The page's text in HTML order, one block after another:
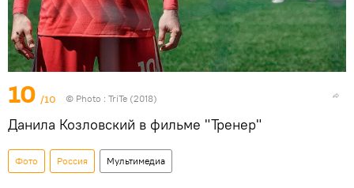
10 /10 © Photo : TriTe (2018)
Данила Козловский в фильме "Тренер"
Фото Россия Мультимедиа